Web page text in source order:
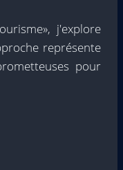
j'explore
représente
pour